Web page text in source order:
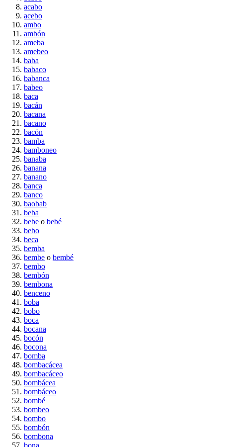
acabo
acebo
ambo
ambón
ameba
amebeo
baba
babaco
babanca
babeo
baca
bacán
bacana
bacano
bacón
bamba
bamboneo
banaba
banana
banano
banca
banco
baobab
beba
bebe o bebé
bebo
beca
bemba
bembe o bembé
bembo
bembón
bembona
benceno
boba
bobo
boca
bocana
bocón
bocona
bomba
bombacácea
bombacáceo
bombácea
bombáceo
bombé
bombeo
bombo
bombón
bombona
bona